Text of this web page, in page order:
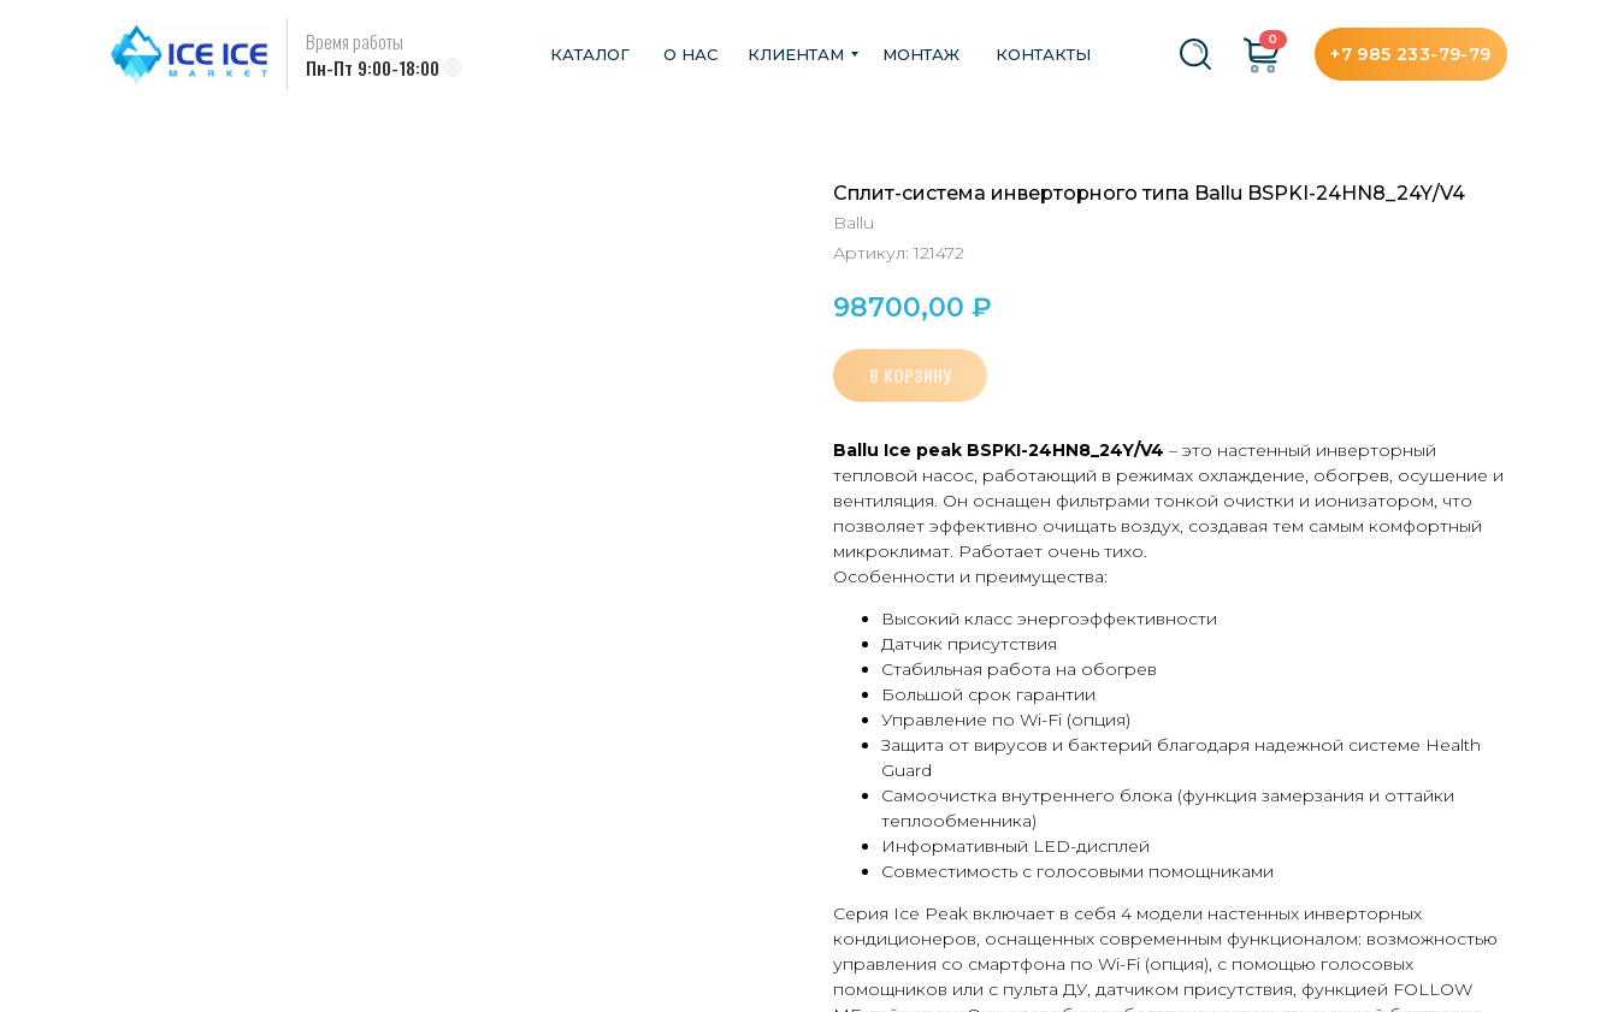
КАТАЛОГ О НАС КЛИЕНТАМ МОНТАЖ КОНТАКТЫ
0
+7 985 233-79-79
Пн-Пт 9:00-18:00
Время работы
Сплит-система инверторного типа Ballu BSPKI-24HN8_24Y/V4
Ballu
Артикул: 121472
98700,00 ₽
В КОРЗИНУ
Ballu Ice peak BSPKI-24HN8_24Y/V4 – это настенный инверторный
тепловой насос, работающий в режимах охлаждение, обогрев, осушение и
вентиляция. Он оснащен фильтрами тонкой очистки и ионизатором, что
позволяет эффективно очищать воздух, создавая тем самым комфортный
микроклимат. Работает очень тихо.
Особенности и преимущества:
Высокий класс энергоэффективности
Датчик присутствия
Стабильная работа на обогрев
Большой срок гарантии
Управление по Wi-Fi (опция)
Защита от вирусов и бактерий благодаря надежной системе Health
Guard
Самоочистка внутреннего блока (функция замерзания и оттайки
теплообменника)
Информативный LED-дисплей
Совместимость с голосовыми помощниками
Серия Ice Peak включает в себя 4 модели настенных инверторных
кондиционеров, оснащенных современным функционалом: возможностью
управления со смартфона по Wi-Fi (опция), с помощью голосовых
помощников или с пульта ДУ, датчиком присутствия, функцией FOLLOW